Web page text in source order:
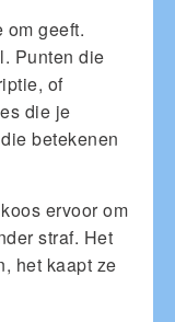
om geeft.
Punten die
of
die je
betekenen
ervoor om
straf. Het
het kaapt ze